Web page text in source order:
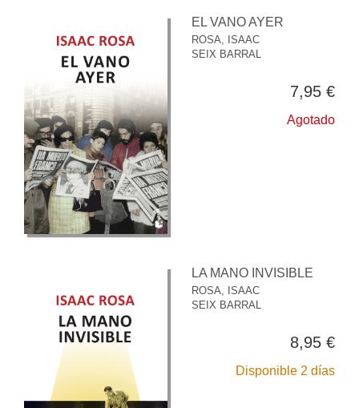
EL VANO AYER
ROSA, ISAAC
SEIX BARRAL
7,95 €
Agotado
LA MANO INVISIBLE
ROSA, ISAAC
SEIX BARRAL
8,95 €
Disponible 2 días